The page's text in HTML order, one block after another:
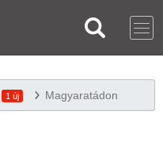
1 új Magyaratádon